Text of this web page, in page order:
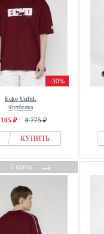
-30%
Ecko Unltd.
Футболка
₽ 8 775 ₽
КУПИТЬ
2 цвета→